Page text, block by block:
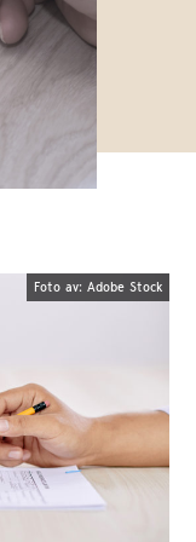
Foto av: Adobe Stock